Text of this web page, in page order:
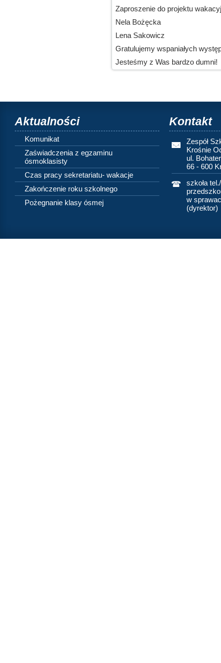
Zaproszenie do projektu
Nela Bożęcka
Lena Sakowicz
Gratulujemy wspaniałych
Jesteśmy z Was bardzo dumni!
Aktualności
Komunikat
Zaświadczenia z egzaminu
ósmoklasisty
Czas pracy sekretariatu- wakacje
Zakończenie roku szkolnego
Pożegnanie klasy ósmej
Kontakt
Zespół
Krośnie
ul.
66 - 600
szkoła
w
(dyrektor)